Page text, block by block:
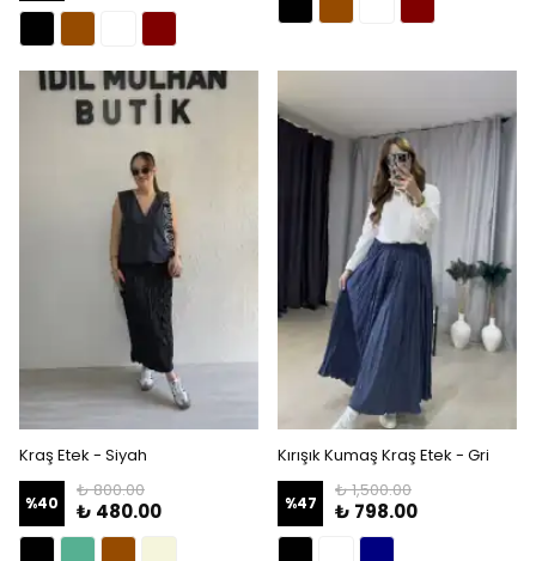
Kraş Etek - Siyah
%40
₺ 800.00
₺ 480.00
Kırışık Kumaş Kraş Etek - Gri
%47
₺ 1,500.00
₺ 798.00